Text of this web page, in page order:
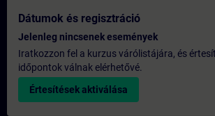
Dátumok és regisztráció
Jelenleg nincsenek események
Iratkozzon fel a kurzus várólistájára, és
időpontok válnak elérhetővé.
Értesítések aktiválása